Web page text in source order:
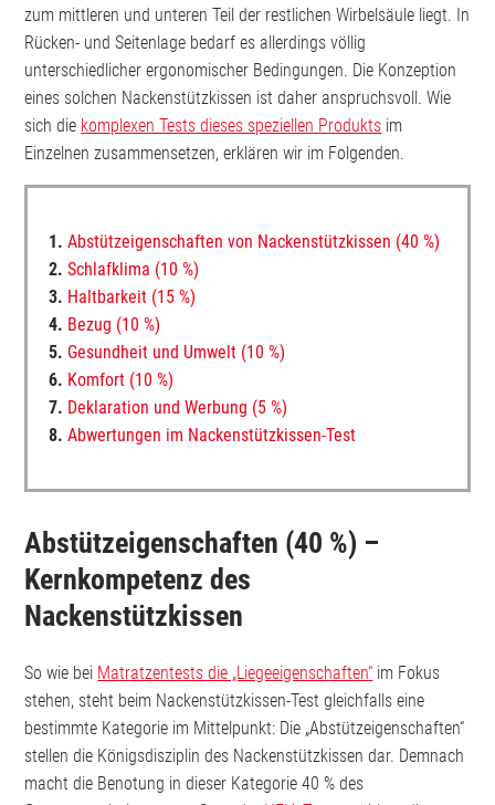
zum mittleren und unteren Teil der restlichen Wirbelsäule liegt. In
Rücken- und Seitenlage bedarf es allerdings völlig
unterschiedlicher ergonomischer Bedingungen. Die Konzeption
eines solchen Nackenstützkissen ist daher anspruchsvoll. Wie
sich die komplexen Tests dieses speziellen Produkts im
Einzelnen zusammensetzen, erklären wir im Folgenden.
Abstützeigenschaften von Nackenstützkissen (40 %)
Schlafklima (10 %)
Haltbarkeit (15 %)
Bezug (10 %)
Gesundheit und Umwelt (10 %)
Komfort (10 %)
Deklaration und Werbung (5 %)
Abwertungen im Nackenstützkissen-Test
Abstützeigenschaften (40 %) –
Kernkompetenz des
Nackenstützkissen
So wie bei Matratzentests die „Liegeeigenschaften“ im Fokus
stehen, steht beim Nackenstützkissen-Test gleichfalls eine
bestimmte Kategorie im Mittelpunkt: Die „Abstützeigenschaften“
stellen die Königsdisziplin des Nackenstützkissen dar. Demnach
macht die Benotung in dieser Kategorie 40 % des